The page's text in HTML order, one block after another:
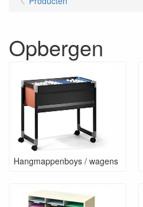
Opbergen
Hangmappenboys / wagens